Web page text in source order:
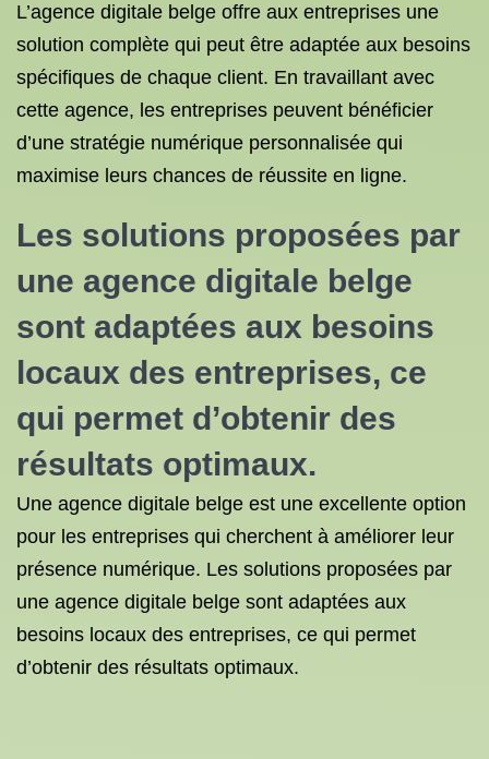
L’agence digitale belge offre aux entreprises une
solution complète qui peut être adaptée aux besoins
spécifiques de chaque client. En travaillant avec
cette agence, les entreprises peuvent bénéficier
d’une stratégie numérique personnalisée qui
maximise leurs chances de réussite en ligne.
Les solutions proposées par
une agence digitale belge
sont adaptées aux besoins
locaux des entreprises, ce
qui permet d’obtenir des
résultats optimaux.
Une agence digitale belge est une excellente option
pour les entreprises qui cherchent à améliorer leur
présence numérique. Les solutions proposées par
une agence digitale belge sont adaptées aux
besoins locaux des entreprises, ce qui permet
d’obtenir des résultats optimaux.